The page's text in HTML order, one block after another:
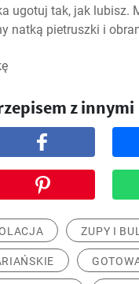
ugotuj tak, jak lubisz.
natką pietruszki i
z innymi
ZUPY I